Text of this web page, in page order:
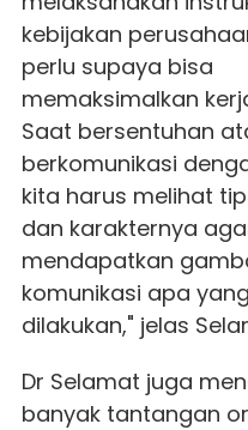
kebijakan
perlu supaya bisa
memaksimalkan
Saat bersentuhan
berkomunikasi
kita harus melihat
dan karakternya
mendapatkan
komunikasi apa
dilakukan," jelas
Dr Selamat juga
banyak tantangan